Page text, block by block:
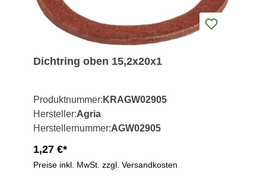
Dichtring oben 15,2x20x1
Produktnummer: KRAGW02905
Hersteller:Agria
Herstellernummer:AGW02905
1,27 €*
Preise inkl. MwSt. zzgl. Versandkosten